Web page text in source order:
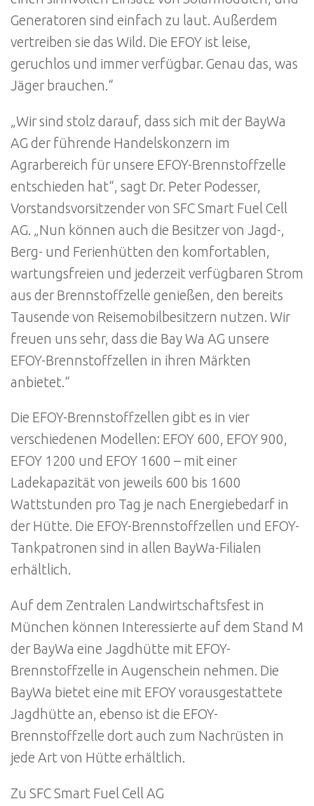
Generatoren sind einfach zu laut. Außerdem
vertreiben sie das Wild. Die EFOY ist leise,
geruchlos und immer verfügbar. Genau das, was
Jäger brauchen.“
„Wir sind stolz darauf, dass sich mit der BayWa
AG der führende Handelskonzern im
Agrarbereich für unsere EFOY-Brennstoffzelle
entschieden hat“, sagt Dr. Peter Podesser,
Vorstandsvorsitzender von SFC Smart Fuel Cell
AG. „Nun können auch die Besitzer von Jagd-,
Berg- und Ferienhütten den komfortablen,
wartungsfreien und jederzeit verfügbaren Strom
aus der Brennstoffzelle genießen, den bereits
Tausende von Reisemobilbesitzern nutzen. Wir
freuen uns sehr, dass die Bay Wa AG unsere
EFOY-Brennstoffzellen in ihren Märkten
anbietet.“
Die EFOY-Brennstoffzellen gibt es in vier
verschiedenen Modellen: EFOY 600, EFOY 900,
EFOY 1200 und EFOY 1600 – mit einer
Ladekapazität von jeweils 600 bis 1600
Wattstunden pro Tag je nach Energiebedarf in
der Hütte. Die EFOY-Brennstoffzellen und EFOY-
Tankpatronen sind in allen BayWa-Filialen
erhältlich.
Auf dem Zentralen Landwirtschaftsfest in
München können Interessierte auf dem Stand M
der BayWa eine Jagdhütte mit EFOY-
Brennstoffzelle in Augenschein nehmen. Die
BayWa bietet eine mit EFOY vorausgestattete
Jagdhütte an, ebenso ist die EFOY-
Brennstoffzelle dort auch zum Nachrüsten in
jede Art von Hütte erhältlich.
Zu SFC Smart Fuel Cell AG